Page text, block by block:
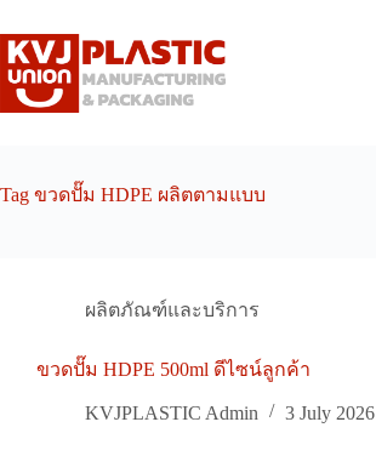
to
content
Tag ขวดปั๊ม HDPE ผลิตตามแบบ
ผลิตภัณฑ์และบริการ
ขวดปั๊ม HDPE 500ml ดีไซน์ลูกค้า
KVJPLASTIC Admin 3 July 2026